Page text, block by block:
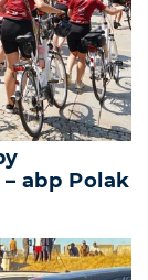
abp Polak